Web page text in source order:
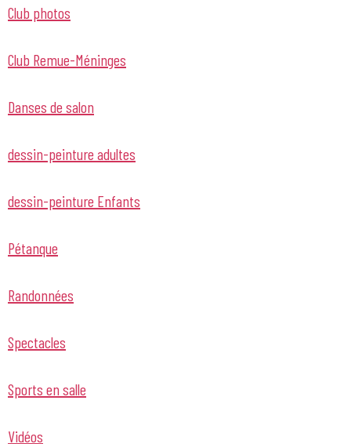
Club photos
Club Remue-Méninges
Danses de salon
dessin-peinture adultes
dessin-peinture Enfants
Pétanque
Randonnées
Spectacles
Sports en salle
Vidéos